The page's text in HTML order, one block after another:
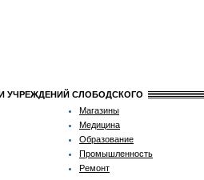
УЧРЕЖДЕНИЙ СЛОБОДСКОГО
Магазины
Медицина
Образование
Промышленность
Ремонт